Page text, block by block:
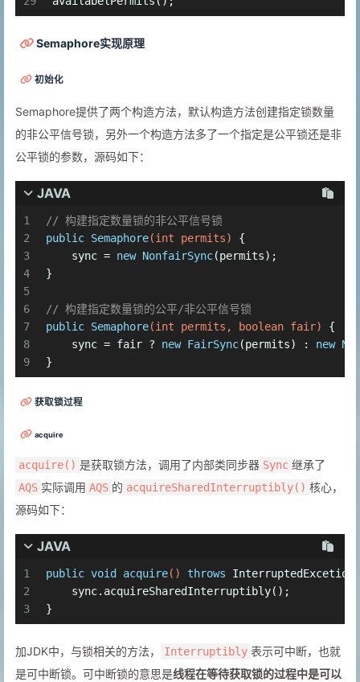
Semaphore实现原理
初始化
Semaphore提供了两个构造方法，默认构造方法创建指定锁数量
的非公平信号锁，另外一个构造方法多了一个指定是公平锁还是非
公平锁的参数，源码如下：
JAVA
1
2
3
4
5
6
7
8
9
// 构建指定数量锁的非公平信号锁
public Semaphore(int permits)
{
    sync =
new NonfairSync(permits);
}
// 构建指定数量锁的公平/非公平信号锁
public Semaphore(int permits, boolean fair)
{
    sync = fair ?
new FairSync(permits) : new
}
获取锁过程
acquire
acquire() 是获取锁方法，调用了内部类同步器 Sync 继承了
AQS 实际调用 AQS 的 acquireSharedInterruptibly() 核心，
源码如下：
JAVA
1
2
3
public void acquire() throws
    sync.acquireSharedInterruptibly();
}
加JDK中，与锁相关的方法， Interruptibly 表示可中断，也就
是可中断锁。可中断锁的意思是线程在等待获取锁的过程中是可以